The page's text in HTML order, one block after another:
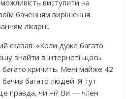
виступити на
баченням вирішення
лікарні.
сказав: «Коли дуже багато
знайти в інтернеті щось
кричить. Мені майже 42
бачив багато людей. Я тут
правда, чи ні? Ви — член